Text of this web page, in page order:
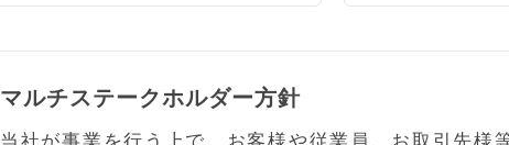
マルチステークホルダー方針